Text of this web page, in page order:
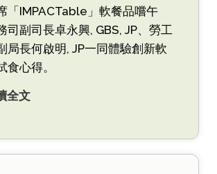
「IMPACTable」軟餐品嚐午
司副司長卓永興, GBS, JP、勞工
局長何啟明, JP一同體驗創新軟
食心得。
全文